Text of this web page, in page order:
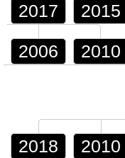
2017 2015
2006 2010
2018 2010